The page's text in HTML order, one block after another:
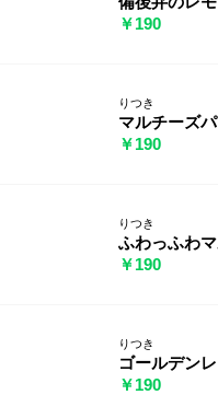
￥190
りつき
マルチーズ
￥190
りつき
ふわっふわ
￥190
りつき
ゴールデン
￥190